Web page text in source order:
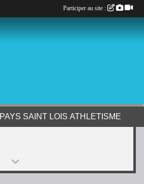
PAYS SAINT LOIS ATHLETISME
Participer au site :